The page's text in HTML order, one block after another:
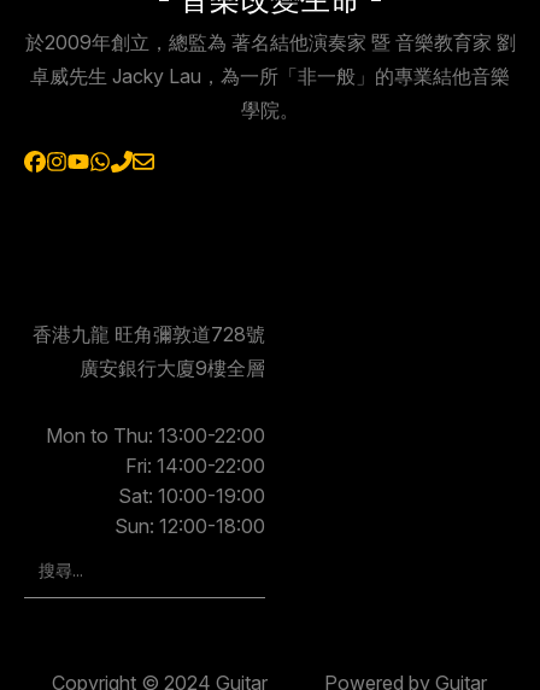
於2009年創立，總監為 著名結他演奏家 暨 音樂教育家 劉
卓威先生 Jacky Lau，為一所「非一般」的專業結他音樂
學院。
香港九龍 旺角彌敦道728號
廣安銀行大廈9樓全層
Mon to Thu: 13:00-22:00
Fri: 14:00-22:00
Sat: 10:00-19:00
Sun: 12:00-18:00
Copyright © 2024 Guitar Powered by Guitar